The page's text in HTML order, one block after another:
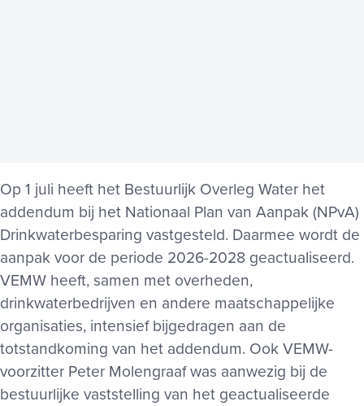
Op 1 juli heeft het Bestuurlijk Overleg Water het
addendum bij het Nationaal Plan van Aanpak (NPvA)
Drinkwaterbesparing vastgesteld. Daarmee wordt de
aanpak voor de periode 2026-2028 geactualiseerd.
VEMW heeft, samen met overheden,
drinkwaterbedrijven en andere maatschappelijke
organisaties, intensief bijgedragen aan de
totstandkoming van het addendum. Ook VEMW-
voorzitter Peter Molengraaf was aanwezig bij de
bestuurlijke vaststelling van het geactualiseerde